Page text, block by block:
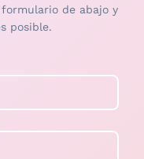
de abajo y
posible.